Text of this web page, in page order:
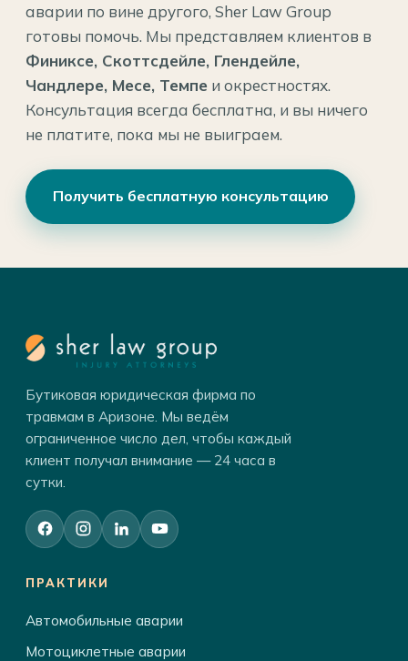
аварии по вине другого, Sher Law Group
готовы помочь. Мы представляем клиентов в
Финиксе, Скоттсдейле, Глендейле,
Чандлере, Месе, Темпе и окрестностях.
Консультация всегда бесплатна, и вы ничего
не платите, пока мы не выиграем.
Получить бесплатную консультацию
Бутиковая юридическая фирма по
травмам в Аризоне. Мы ведём
ограниченное число дел, чтобы каждый
клиент получал внимание — 24 часа в
сутки.
ПРАКТИКИ
Автомобильные аварии
Мотоциклетные аварии